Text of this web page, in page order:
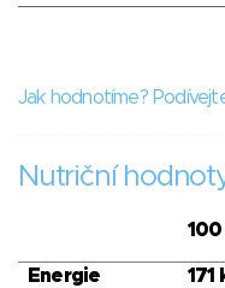
Jak hodnotíme?
Nutriční
100
Energie 171